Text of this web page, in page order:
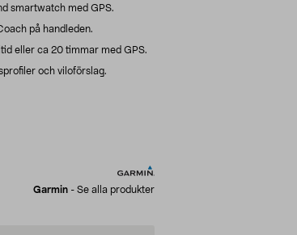
smartwatch med GPS.
på handleden.
eller ca 20 timmar med GPS.
och viloförslag.
Garmin - Se alla produkter